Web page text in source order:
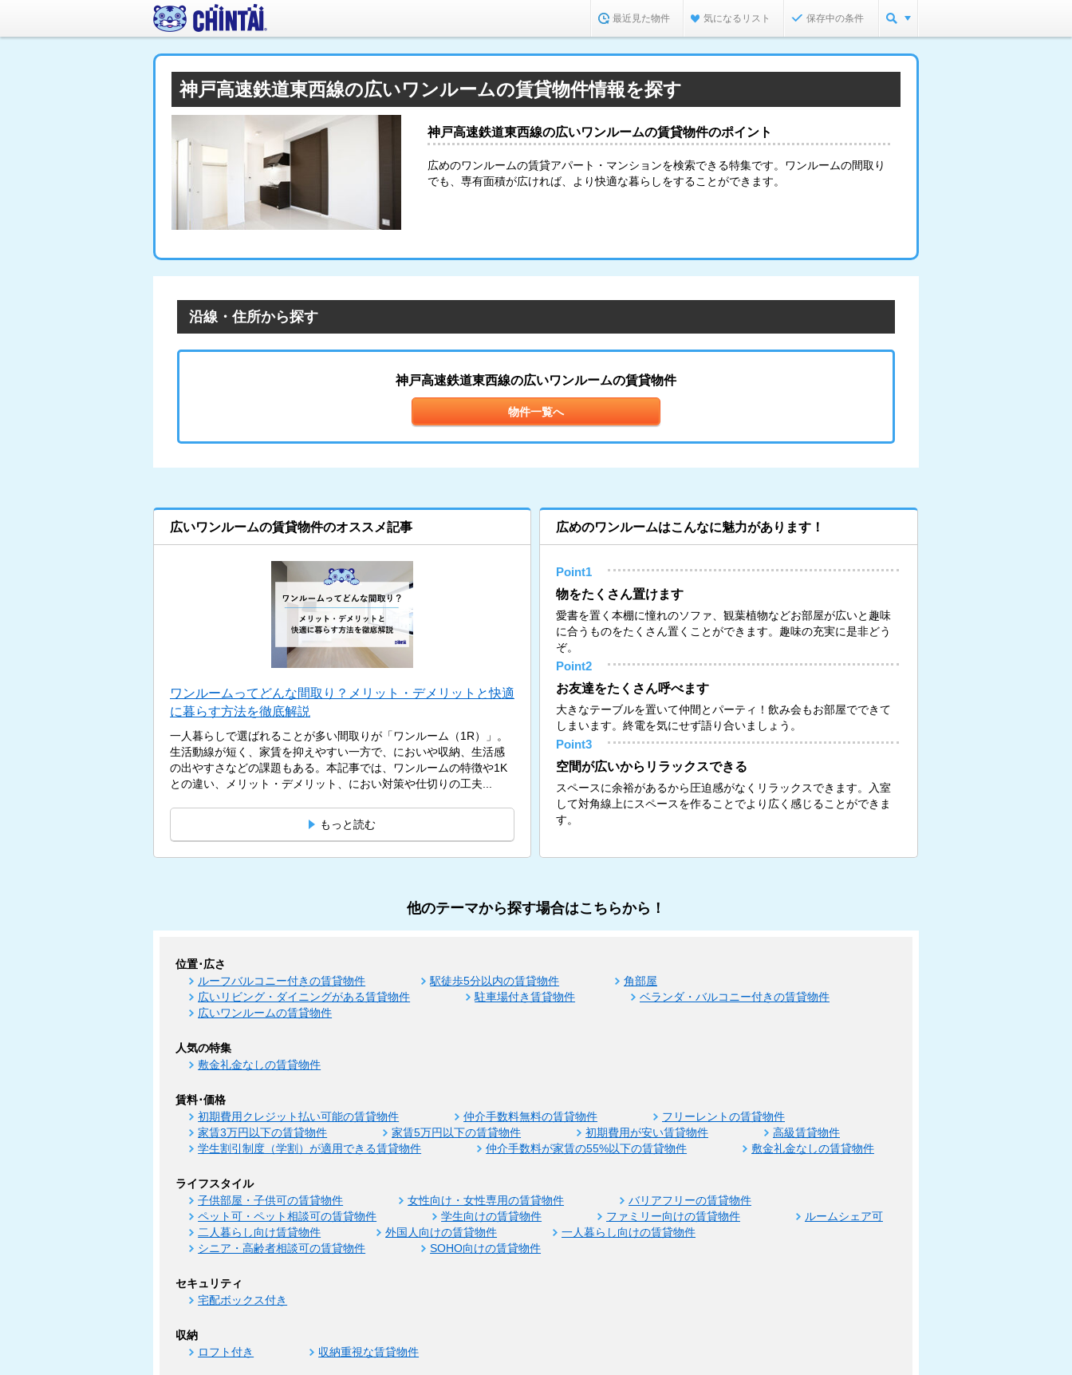
最近見た物件 気になるリスト 保存中の条件
神戸高速鉄道東西線の広いワンルームの賃貸物件情報を探す
神戸高速鉄道東西線の広いワンルームの賃貸物件のポイント
広めのワンルームの賃貸アパート・マンションを検索できる特集です。ワンルームの間取り
でも、専有面積が広ければ、より快適な暮らしをすることができます。
沿線・住所から探す
神戸高速鉄道東西線の広いワンルームの賃貸物件
物件一覧へ
広いワンルームの賃貸物件のオススメ記事
ワンルームってどんな間取り？メリット・デメリットと快適
に暮らす方法を徹底解説
一人暮らしで選ばれることが多い間取りが「ワンルーム（1R）」。
生活動線が短く、家賃を抑えやすい一方で、においや収納、生活感
の出やすさなどの課題もある。本記事では、ワンルームの特徴や1K
との違い、メリット・デメリット、におい対策や仕切りの工夫...
もっと読む
広めのワンルームはこんなに魅力があります！
Point1
物をたくさん置けます
愛書を置く本棚に憧れのソファ、観葉植物などお部屋が広いと趣味
に合うものをたくさん置くことができます。趣味の充実に是非どう
ぞ。
Point2
お友達をたくさん呼べます
大きなテーブルを置いて仲間とパーティ！飲み会もお部屋でできて
しまいます。終電を気にせず語り合いましょう。
Point3
空間が広いからリラックスできる
スペースに余裕があるから圧迫感がなくリラックスできます。入室
して対角線上にスペースを作ることでより広く感じることができま
す。
他のテーマから探す場合はこちらから！
位置･広さ
ルーフバルコニー付きの賃貸物件 駅徒歩5分以内の賃貸物件
角部屋
広いリビング・ダイニングがある賃貸物件
駐車場付き賃貸物件
ベランダ・バルコニー付きの賃貸物件
広いワンルームの賃貸物件
人気の特集
敷金礼金なしの賃貸物件
賃料･価格
初期費用クレジット払い可能の賃貸物件 仲介手数料無料の賃貸物件
フリーレントの賃貸物件
家賃3万円以下の賃貸物件
家賃5万円以下の賃貸物件 初期費用が安い賃貸物件
高級賃貸物件
学生割引制度（学割）が適用できる賃貸物件
仲介手数料が家賃の55%以下の賃貸物件 敷金礼金なしの賃貸物件
ライフスタイル
子供部屋・子供可の賃貸物件 女性向け・女性専用の賃貸物件
バリアフリーの賃貸物件
ペット可・ペット相談可の賃貸物件
学生向けの賃貸物件 ファミリー向けの賃貸物件
ルームシェア可
二人暮らし向け賃貸物件
外国人向けの賃貸物件
一人暮らし向けの賃貸物件
シニア・高齢者相談可の賃貸物件
SOHO向けの賃貸物件
セキュリティ
宅配ボックス付き
収納
ロフト付き 収納重視な賃貸物件